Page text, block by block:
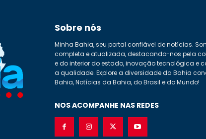
Sobre nós
Minha Bahia, seu portal confiável de notícias.
completa e atualizada, destacando-nos pela
e do interior do estado, inovação tecnológica e
a qualidade. Explore a diversidade da Bahia
Bahia, Notícias da Bahia, do Brasil e do Mundo!
NOS ACOMPANHE NAS REDES